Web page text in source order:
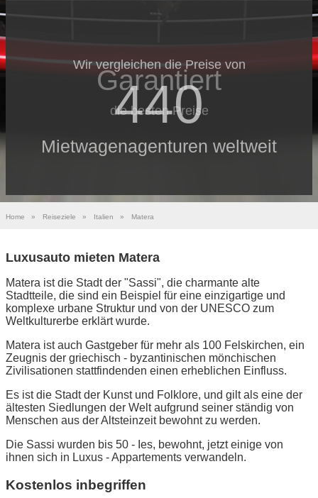
Wir vergleichen die Preise von
440
Mietwagenagenturen weltweit
Garantiert
die besten Preise
Home » Reiseziele » Italien » Matera
Luxusauto mieten Matera
Matera ist die Stadt der "Sassi", die charmante alte
Stadtteile, die sind ein Beispiel für eine einzigartige und
komplexe urbane Struktur und von der UNESCO zum
Weltkulturerbe erklärt wurde.
Matera ist auch Gastgeber für mehr als 100 Felskirchen, ein
Zeugnis der griechisch - byzantinischen mönchischen
Zivilisationen stattfindenden einen erheblichen Einfluss.
Es ist die Stadt der Kunst und Folklore, und gilt als eine der
ältesten Siedlungen der Welt aufgrund seiner ständig von
Menschen aus der Altsteinzeit bewohnt zu werden.
Die Sassi wurden bis 50 - Ies, bewohnt, jetzt einige von
ihnen sich in Luxus - Appartements verwandeln.
Kostenlos inbegriffen